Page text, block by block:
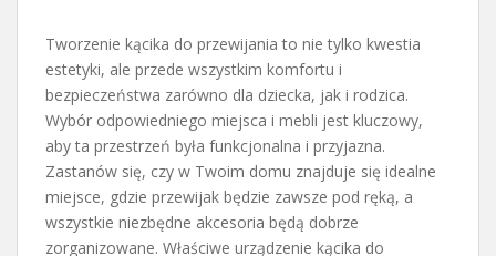
Tworzenie kącika do przewijania to nie tylko kwestia
estetyki, ale przede wszystkim komfortu i
bezpieczeństwa zarówno dla dziecka, jak i rodzica.
Wybór odpowiedniego miejsca i mebli jest kluczowy,
aby ta przestrzeń była funkcjonalna i przyjazna.
Zastanów się, czy w Twoim domu znajduje się idealne
miejsce, gdzie przewijak będzie zawsze pod ręką, a
wszystkie niezbędne akcesoria będą dobrze
zorganizowane. Właściwe urządzenie kącika do